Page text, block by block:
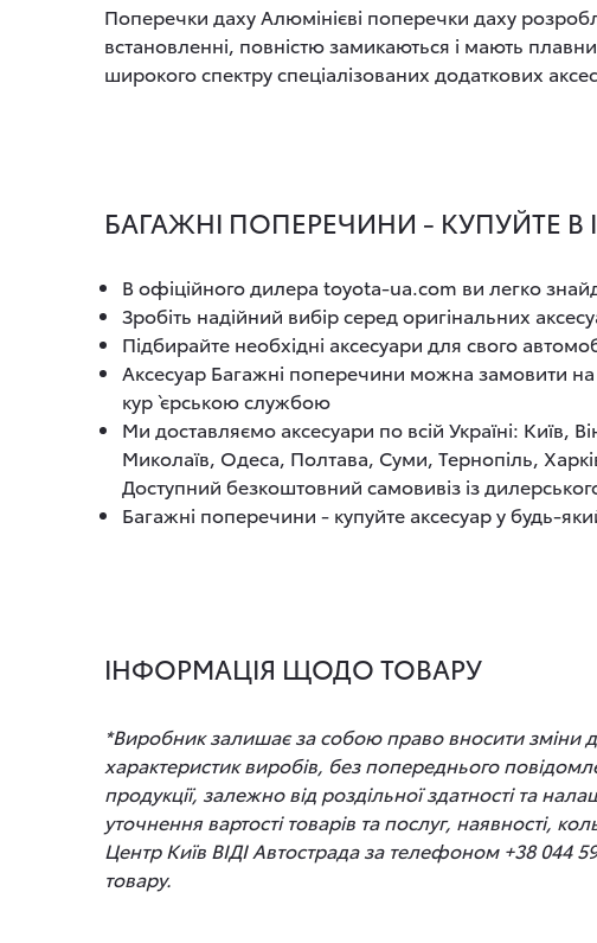
Поперечки даху Алюмінієві поперечки даху
встановленні, повністю замикаються і мають
широкого спектру спеціалізованих додаткових
БАГАЖНІ ПОПЕРЕЧИНИ - КУПУЙТЕ В
В офіційного дилера toyota-ua.com ви легко
Зробіть надійний вибір серед оригінальних
Підбирайте необхідні аксесуари для свого
Аксесуар Багажні поперечини можна замовити
кур`єрською службою
Ми доставляємо аксесуари по всій Україні:
Миколаїв, Одеса, Полтава, Суми, Тернопіль,
Доступний безкоштовний самовивіз із
Багажні поперечини - купуйте аксесуар у будь-
ІНФОРМАЦІЯ ЩОДО ТОВАРУ
*Виробник залишає за собою право вносити зміни
характеристик виробів, без попереднього
продукції, залежно від роздільної здатності та
уточнення вартості товарів та послуг, наявності,
Центр Київ ВІДІ Автострада за телефоном +38 044
товару.